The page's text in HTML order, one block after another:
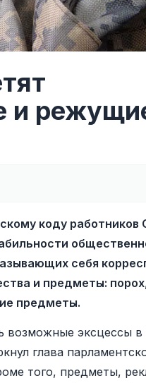
и
коду работников
себя
и предметы:
предметы.
эксцессы в
глава
того, предметы,